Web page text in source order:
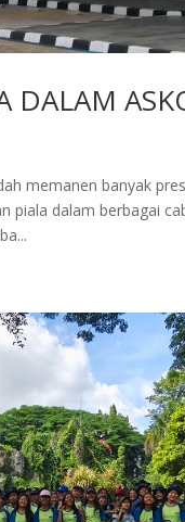
DALAM
memanen banyak
piala dalam berbagai